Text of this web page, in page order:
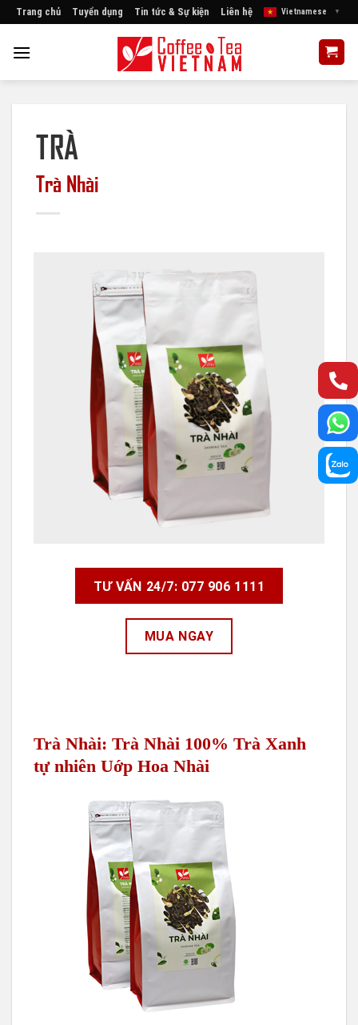
Skip
content
Trang chủ Tuyển dụng Tin tức & Sự kiện Liên hệ Vietnamese ▼
TRÀ
Trà Nhài
TƯ VẤN 24/7: 077 906 1111
MUA NGAY
Trà Nhài: Trà Nhài 100% Trà Xanh
tự nhiên Uớp Hoa Nhài